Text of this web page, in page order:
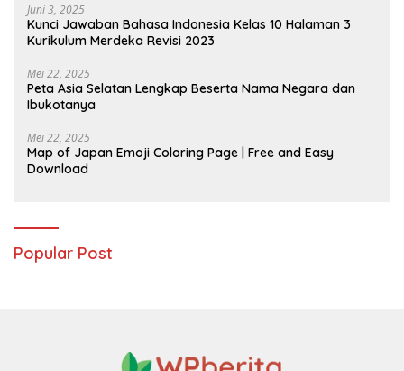
Juni 3, 2025
Kunci Jawaban Bahasa Indonesia Kelas 10 Halaman 3
Kurikulum Merdeka Revisi 2023
Mei 22, 2025
Peta Asia Selatan Lengkap Beserta Nama Negara dan
Ibukotanya
Mei 22, 2025
Map of Japan Emoji Coloring Page | Free and Easy
Download
Popular Post